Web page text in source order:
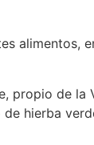
alimentos,
de la
hierba